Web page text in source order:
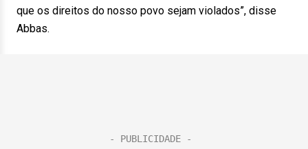
que os direitos do nosso povo sejam violados”, disse
Abbas.